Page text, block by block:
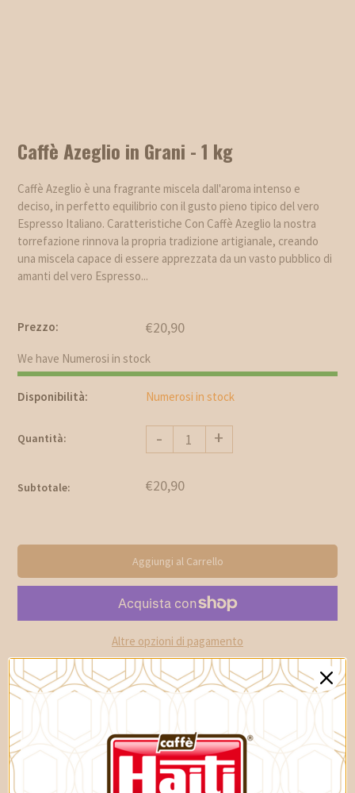
Caffè Azeglio in Grani - 1 kg
Caffè Azeglio è una fragrante miscela dall'aroma intenso e
deciso, in perfetto equilibrio con il gusto pieno tipico del vero
Espresso Italiano. Caratteristiche Con Caffè Azeglio la nostra
torrefazione rinnova la propria tradizione artigianale, creando
una miscela capace di essere apprezzata da un vasto pubblico di
amanti del vero Espresso...
Prezzo: €20,90
We have Numerosi in stock
Disponibilità: Numerosi in stock
Quantità: - +
Subtotale: €20,90
Aggiungi al Carrello
Altre opzioni di pagamento
Condividi:
Descrizione